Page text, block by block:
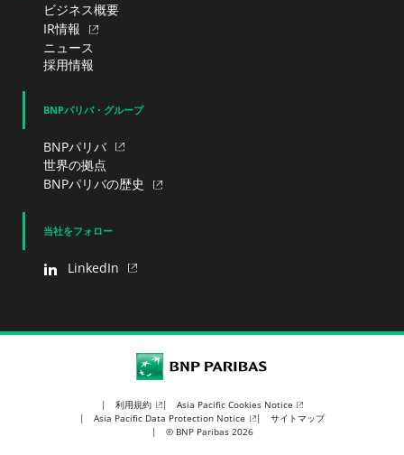
ビジネス概要
IR情報
ニュース
採用情報
BNPパリバ・グループ
BNPパリバ
世界の拠点
BNPパリバの歴史
当社をフォロー
LinkedIn
BNP Paribas
利用規約
Asia Pacific Cookies Notice
Asia Pacific Data Protection Notice
サイトマップ
© BNP Paribas 2026